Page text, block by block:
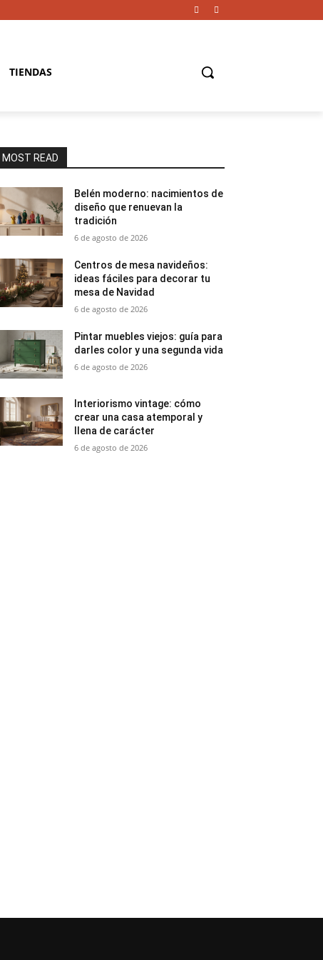
TIENDAS
MOST READ
Belén moderno: nacimientos de
diseño que renuevan la
tradición
6 de agosto de 2026
Centros de mesa navideños:
ideas fáciles para decorar tu
mesa de Navidad
6 de agosto de 2026
Pintar muebles viejos: guía para
darles color y una segunda vida
6 de agosto de 2026
Interiorismo vintage: cómo
crear una casa atemporal y
llena de carácter
6 de agosto de 2026